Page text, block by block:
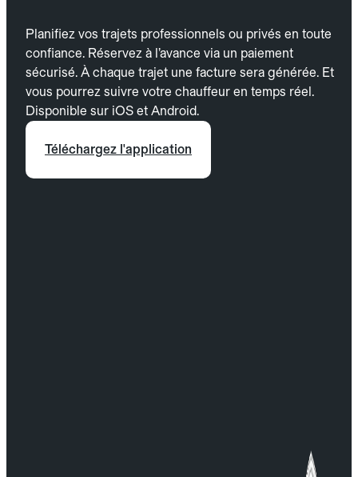
Planifiez vos trajets professionnels ou privés en toute
confiance. Réservez à l’avance via un paiement
sécurisé. À chaque trajet une facture sera générée. Et
vous pourrez suivre votre chauffeur en temps réel.
Disponible sur iOS et Android.
Téléchargez l'application